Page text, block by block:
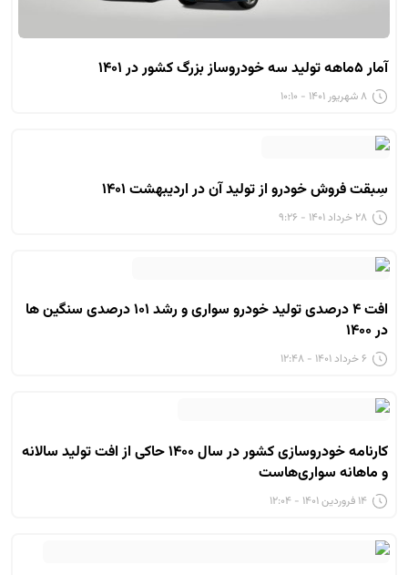
آمار ۵ماهه تولید سه خودروساز بزرگ کشور در ۱۴۰۱
۸ شهریور ۱۴۰۱ - ۱۰:۱۰
سِبقت فروش خودرو از تولید آن در اردیبهشت ۱۴۰۱
۲۸ خرداد ۱۴۰۱ - ۹:۲۶
افت ۴ درصدی تولید خودرو سواری و رشد ۱۰۱ درصدی سنگین ها
در ۱۴۰۰
۶ خرداد ۱۴۰۱ - ۱۲:۴۸
کارنامه خودروسازی کشور در سال ۱۴۰۰ حاکی از افت تولید سالانه
و ماهانه سواری‌هاست
۱۴ فروردین ۱۴۰۱ - ۱۲:۰۴